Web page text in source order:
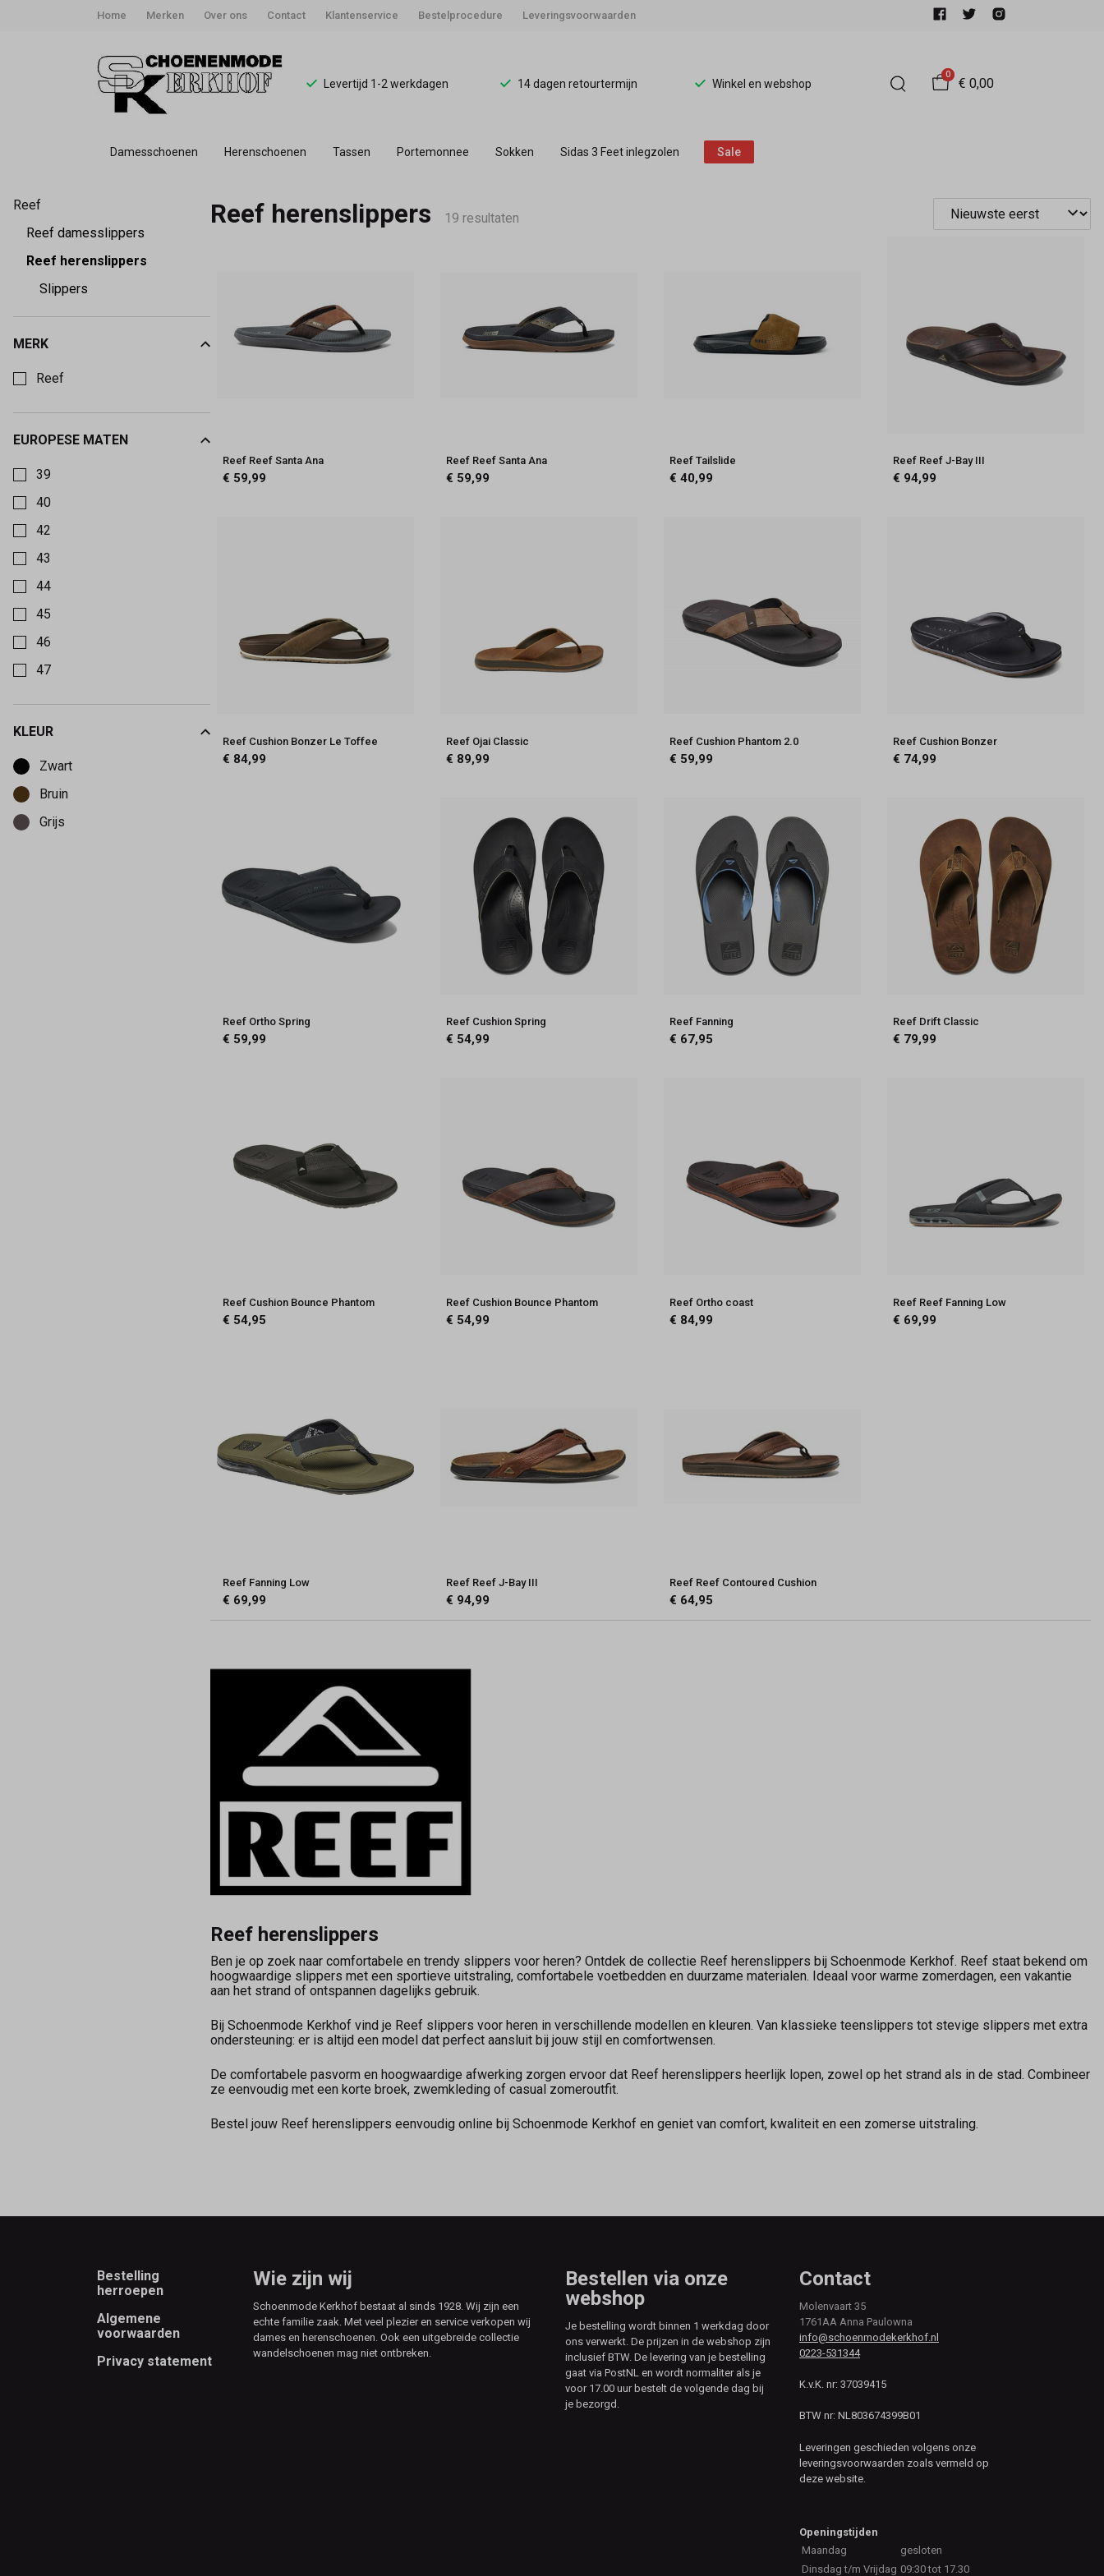
Home Merken Over ons Contact Klantenservice Bestelprocedure Leveringsvoorwaarden
Levertijd 1-2 werkdagen 14 dagen retourtermijn Winkel en webshop
0
€ 0,00
Damesschoenen Herenschoenen Tassen Portemonnee Sokken Sidas 3 Feet inlegzolen Sale
Reef
herenslippers
kopen?
Schoenmode
Kerkhof
-
Schoenmode
Kerkhof
Reef
Reef damesslippers
Reef herenslippers
Slippers
MERK
Reef
EUROPESE MATEN
Kies een Europese maten om op te filteren
39
40
42
43
44
45
46
47
KLEUR
Zwart
Bruin
Grijs
Reef herenslippers 19 resultaten
Reef Reef Santa Ana
€ 59,99
Reef Reef Santa Ana
€ 59,99
Reef Tailslide
€ 40,99
Reef Reef J-Bay III
€ 94,99
Reef Cushion Bonzer Le Toffee
€ 84,99
Reef Ojai Classic
€ 89,99
Reef Cushion Phantom 2.0
€ 59,99
Reef Cushion Bonzer
€ 74,99
Reef Ortho Spring
€ 59,99
Reef Cushion Spring
€ 54,99
Reef Fanning
€ 67,95
Reef Drift Classic
€ 79,99
Reef Cushion Bounce Phantom
€ 54,95
Reef Cushion Bounce Phantom
€ 54,99
Reef Ortho coast
€ 84,99
Reef Reef Fanning Low
€ 69,99
Reef Fanning Low
€ 69,99
Reef Reef J-Bay III
€ 94,99
Reef Reef Contoured Cushion
€ 64,95
Reef herenslippers
Ben je op zoek naar comfortabele en trendy slippers voor heren? Ontdek de collectie Reef herenslippers bij Schoenmode Kerkhof. Reef staat bekend om
hoogwaardige slippers met een sportieve uitstraling, comfortabele voetbedden en duurzame materialen. Ideaal voor warme zomerdagen, een vakantie
aan het strand of ontspannen dagelijks gebruik.
Bij Schoenmode Kerkhof vind je Reef slippers voor heren in verschillende modellen en kleuren. Van klassieke teenslippers tot stevige slippers met extra
ondersteuning: er is altijd een model dat perfect aansluit bij jouw stijl en comfortwensen.
De comfortabele pasvorm en hoogwaardige afwerking zorgen ervoor dat Reef herenslippers heerlijk lopen, zowel op het strand als in de stad. Combineer
ze eenvoudig met een korte broek, zwemkleding of casual zomeroutfit.
Bestel jouw Reef herenslippers eenvoudig online bij Schoenmode Kerkhof en geniet van comfort, kwaliteit en een zomerse uitstraling.
Footer
Bestelling
herroepen
Algemene
voorwaarden
Privacy statement
Wie zijn wij
Schoenmode Kerkhof bestaat al sinds 1928. Wij zijn een
echte familie zaak. Met veel plezier en service verkopen wij
dames en herenschoenen. Ook een uitgebreide collectie
wandelschoenen mag niet ontbreken.
Bestellen via onze
webshop
Je bestelling wordt binnen 1 werkdag door
ons verwerkt. De prijzen in de webshop zijn
inclusief BTW. De levering van je bestelling
gaat via PostNL en wordt normaliter als je
voor 17.00 uur bestelt de volgende dag bij
je bezorgd.
Contact
Molenvaart 35
1761AA Anna Paulowna
info@schoenmodekerkhof.nl
0223-531344
K.v.K. nr: 37039415
BTW nr: NL803674399B01
Leveringen geschieden volgens onze
leveringsvoorwaarden zoals vermeld op
deze website.
Openingstijden
Maandag
gesloten
Dinsdag t/m Vrijdag 09:30 tot 17.30